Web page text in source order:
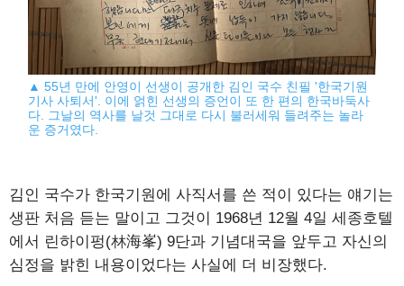
▲ 55년 만에 안영이 선생이 공개한 김인 국수 친필 '한국기원
기사 사퇴서'. 이에 얽힌 선생의 증언이 또 한 편의 한국바둑사
다. 그날의 역사를 날것 그대로 다시 불러세워 들려주는 놀라
운 증거였다.
김인 국수가 한국기원에 사직서를 쓴 적이 있다는 얘기는
생판 처음 듣는 말이고 그것이 1968년 12월 4일 세종호텔
에서 린하이펑(林海峯) 9단과 기념대국을 앞두고 자신의
심정을 밝힌 내용이었다는 사실에 더 비장했다.